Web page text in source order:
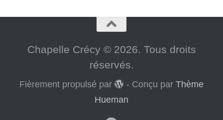
Chapelle Crécy © 2026. Tous droits
réservés.
Fièrement propulsé par - Conçu par Thème
Hueman